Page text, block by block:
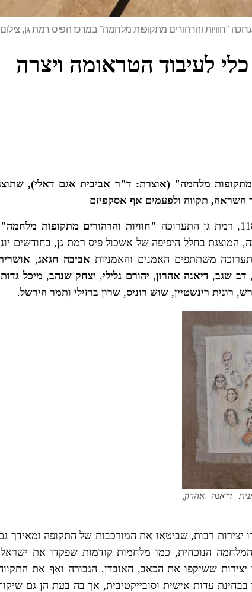
"חוויות והרהורים מתקופות מלחמה" במרכז הפיס רמת גן,
לעיבוד הטראומה ויצרה
מתקופות מלחמה" (אוצרת: ד"ר אביבית אגם דאלי),
השראה, תקווה ולפעמים אף אסקפיזם
"חוויות והרהורים מתקופות
המוצגת בחלל היפיפה של אשכול פיס רמת גן, בחודשים
משתתפים האמנים והאמניות אביבה חגאג,
, דב שגב, דיאנה אהרון, יהורם גלילי, יצחק שנהב, מיכל גדות
, רונית רינשטיין, שוש רוניס, שרון ברזילי ותמר הירשל.
דיאנה אהרון,
יצירות רבות, שביטאו את המורכבות של התקופה ומאידך
הנוכחית, כמו מלחמות קודמות שפקדו את
ששיקפו את הכאב, האובדן, הגבורה ואף את
עדות אישית וסובייקטיבית, אך בה בעת הן גם